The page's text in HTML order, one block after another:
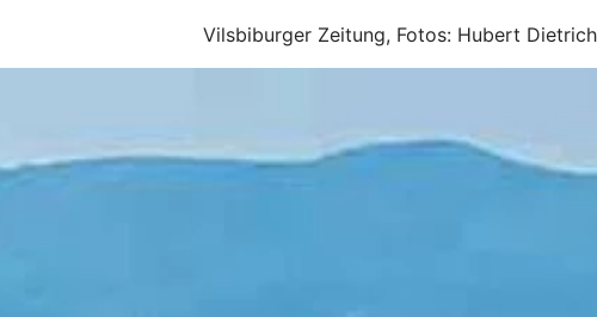
Vilsbiburger Zeitung, Fotos: Hubert Dietrich